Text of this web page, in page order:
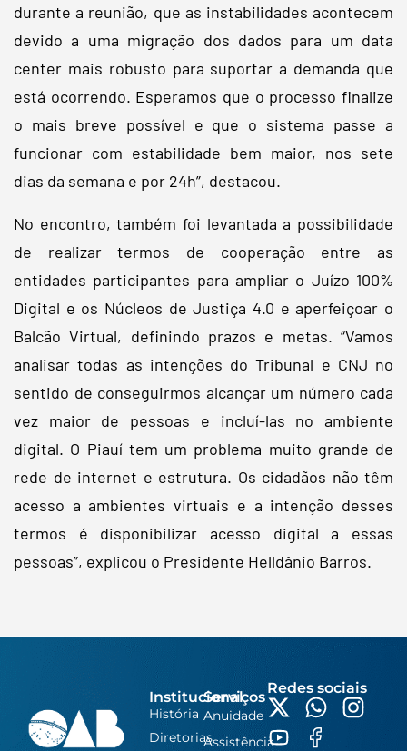
durante a reunião, que as instabilidades acontecem
devido a uma migração dos dados para um data
center mais robusto para suportar a demanda que
está ocorrendo. Esperamos que o processo finalize
o mais breve possível e que o sistema passe a
funcionar com estabilidade bem maior, nos sete
dias da semana e por 24h”, destacou.
No encontro, também foi levantada a possibilidade
de realizar termos de cooperação entre as
entidades participantes para ampliar o Juízo 100%
Digital e os Núcleos de Justiça 4.0 e aperfeiçoar o
Balcão Virtual, definindo prazos e metas. “Vamos
analisar todas as intenções do Tribunal e CNJ no
sentido de conseguirmos alcançar um número cada
vez maior de pessoas e incluí-las no ambiente
digital. O Piauí tem um problema muito grande de
rede de internet e estrutura. Os cidadãos não têm
acesso a ambientes virtuais e a intenção desses
termos é disponibilizar acesso digital a essas
pessoas”, explicou o Presidente Helldânio Barros.
Institucional
História
Diretorias
Serviços
Anuidade
Assistência
Redes sociais